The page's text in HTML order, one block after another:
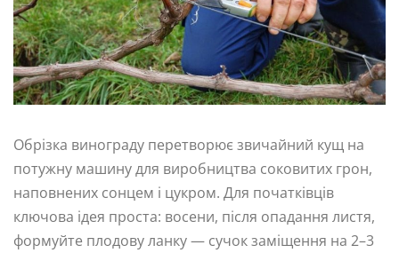
Обрізка винограду перетворює звичайний кущ на
потужну машину для виробництва соковитих грон,
наповнених сонцем і цукром. Для початківців
ключова ідея проста: восени, після опадання листя,
формуйте плодову ланку — сучок заміщення на 2–3